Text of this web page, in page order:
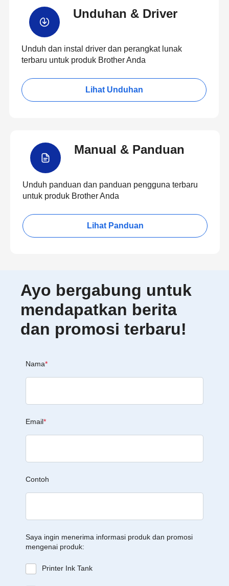
Unduhan & Driver
Unduh dan instal driver dan perangkat lunak
terbaru untuk produk Brother Anda
Lihat Unduhan
Manual & Panduan
Unduh panduan dan panduan pengguna terbaru
untuk produk Brother Anda
Lihat Panduan
Ayo bergabung untuk
mendapatkan berita
dan promosi terbaru!
Nama*
Email*
Contoh
Saya ingin menerima informasi produk dan promosi
mengenai produk:
Printer Ink Tank